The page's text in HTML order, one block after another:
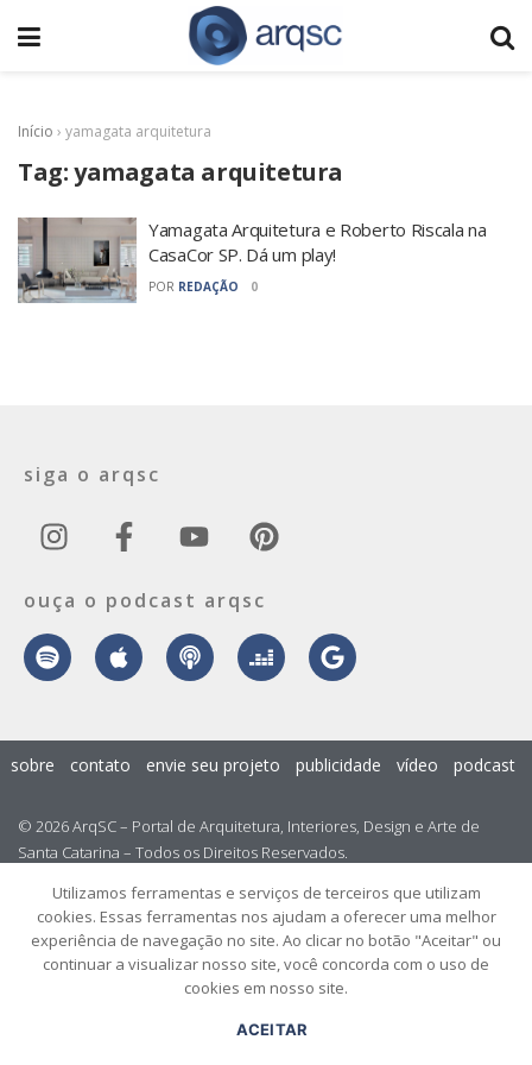
Início › yamagata arquitetura
Tag:yamagata arquitetura
Yamagata Arquitetura e Roberto Riscala na
CasaCor SP. Dá um play!
POR REDAÇÃO 0
siga o arqsc
ouça o podcast arqsc
© 2026 ArqSC – Portal de Arquitetura, Interiores, Design e Arte de
Santa Catarina – Todos os Direitos Reservados.
sobre contato envie seu projeto publicidade vídeo podcast
Utilizamos ferramentas e serviços de terceiros que utilizam
cookies. Essas ferramentas nos ajudam a oferecer uma melhor
experiência de navegação no site. Ao clicar no botão "Aceitar" ou
continuar a visualizar nosso site, você concorda com o uso de
cookies em nosso site.
ACEITAR